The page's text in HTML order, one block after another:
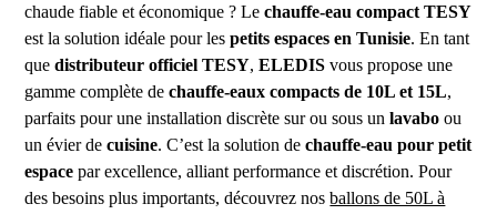
chaude fiable et économique ? Lechauffe-eau compact TESY
est la solution idéale pour lespetits espaces en Tunisie. En tant
quedistributeur officiel TESY,ELEDIS vous propose une
gamme complète dechauffe-eaux compacts de 10L et 15L,
parfaits pour une installation discrète sur ou sous unlavabo ou
un évier decuisine. C’est la solution dechauffe-eau pour petit
espace par excellence, alliant performance et discrétion. Pour
des besoins plus importants, découvrez nosballons de 50L à